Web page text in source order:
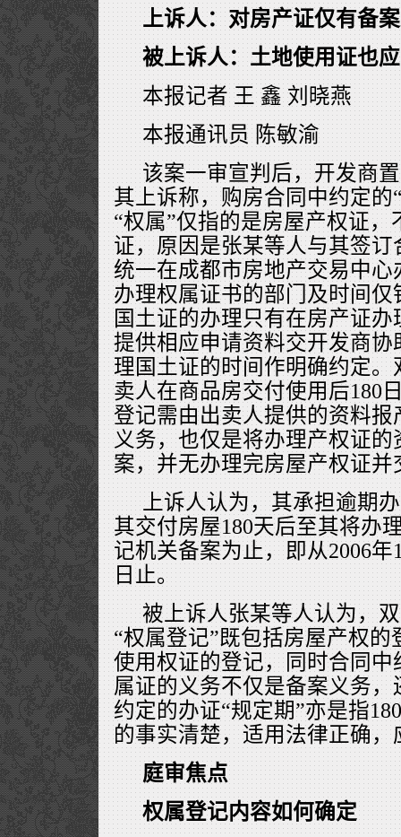
上诉人：对房产证仅有备
被上诉人：土地使用证也
本报记者 王 鑫 刘晓燕
本报通讯员 陈敏渝
该案一审宣判后，开发商
其上诉称，购房合同中约定的
“权属”仅指的是房屋产权证
证，原因是张某等人与其签
统一在成都市房地产交易中
办理权属证书的部门及时间
国土证的办理只有在房产证
提供相应申请资料交开发商
理国土证的时间作明确约定。
卖人在商品房交付使用后180
登记需由出卖人提供的资料报
义务，也仅是将办理产权证
案，并无办理完房屋产权证
上诉人认为，其承担逾期
其交付房屋180天后至其将办
记机关备案为止，即从2006年
日止。
被上诉人张某等人认为，
“权属登记”既包括房屋产权
使用权证的登记，同时合同
属证的义务不仅是备案义务
约定的办证“规定期”亦是指
的事实清楚，适用法律正确，
庭审焦点
权属登记内容如何确定